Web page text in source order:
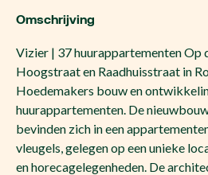
Omschrijving
Vizier | 37 huurappartementen Op
Hoogstraat en Raadhuisstraat in
Hoedemakers bouw en
huurappartementen. De
bevinden zich in een
vleugels, gelegen op een unieke
en horecagelegenheden. De